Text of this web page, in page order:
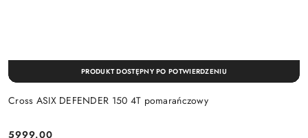
Cross ASIX DEFENDER 150 4T pomarańczowy
5999.00
PRODUKT DOSTĘPNY PO POTWIERDZENIU